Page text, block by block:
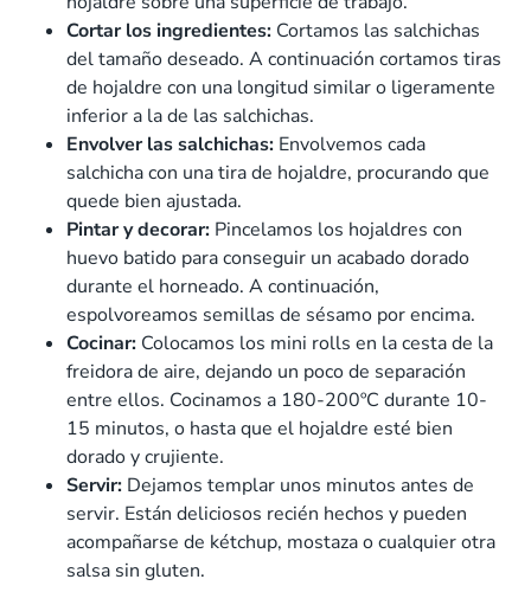
Cortar los ingredientes: Cortamos las salchichas
del tamaño deseado. A continuación cortamos tiras
de hojaldre con una longitud similar o ligeramente
inferior a la de las salchichas.
Envolver las salchichas: Envolvemos cada
salchicha con una tira de hojaldre, procurando que
quede bien ajustada.
Pintar y decorar: Pincelamos los hojaldres con
huevo batido para conseguir un acabado dorado
durante el horneado. A continuación,
espolvoreamos semillas de sésamo por encima.
Cocinar: Colocamos los mini rolls en la cesta de la
freidora de aire, dejando un poco de separación
entre ellos. Cocinamos a 180-200ºC durante 10-
15 minutos, o hasta que el hojaldre esté bien
dorado y crujiente.
Servir: Dejamos templar unos minutos antes de
servir. Están deliciosos recién hechos y pueden
acompañarse de kétchup, mostaza o cualquier otra
salsa sin gluten.